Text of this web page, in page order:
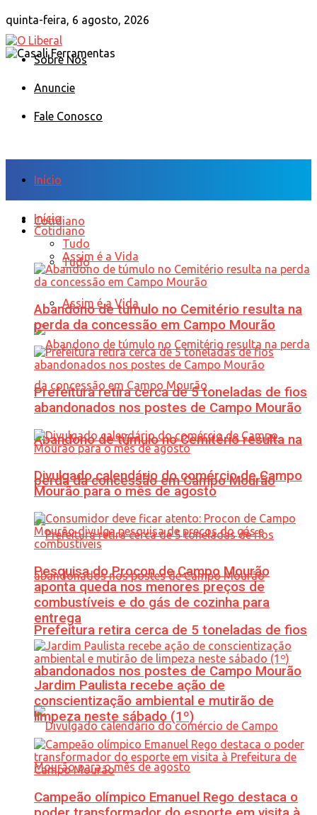
quinta-feira, 6 agosto, 2026
Sobre Nós
Anuncie
Fale Conosco
Início
Cotidiano
Tudo
Assim é a Vida
Abandono de túmulo no Cemitério resulta na
perda da concessão em Campo Mourão
Prefeitura retira cerca de 5 toneladas de fios
abandonados nos postes de Campo Mourão
Início
Cotidiano
Tudo
Assim é a Vida
Abandono de túmulo no Cemitério resulta na
perda da concessão em Campo Mourão
Prefeitura retira cerca de 5 toneladas de fios
abandonados nos postes de Campo Mourão
Divulgado calendário do comércio de Campo
Mourão para o mês de agosto
Pesquisa do Procon de Campo Mourão
aponta queda nos menores preços de
combustíveis e do gás de cozinha para
entrega
Jardim Paulista recebe ação de
conscientização ambiental e mutirão de
limpeza neste sábado (1º)
Campeão olímpico Emanuel Rego destaca o